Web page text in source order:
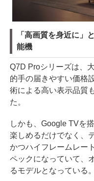
「高画質を身近に」
能機
Q7D Proシリーズは、
的手の届きやすい価格
術による高い表示品質
た。
しかも、Google TVを
楽しめるだけでなく、
かつハイフレームレー
ペックになっていて、
るモデルとなっている。